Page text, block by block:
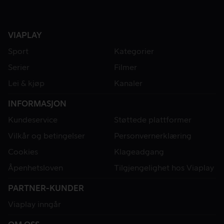
VIAPLAY
Sport
Kategorier
Serier
Filmer
Lei & kjøp
Kanaler
INFORMASJON
Kundeservice
Støttede plattformer
Vilkår og betingelser
Personvernerklæring
Cookies
Klageadgang
Åpenhetsloven
Tilgjengelighet hos Viaplay
PARTNER-KUNDER
Viaplay inngår